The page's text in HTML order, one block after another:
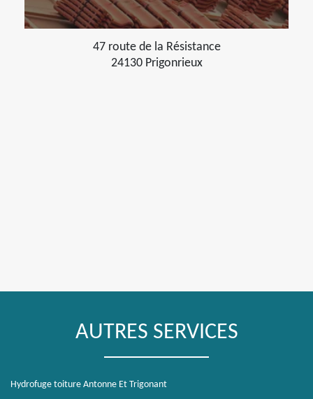
47 route de la Résistance
24130 Prigonrieux
AUTRES SERVICES
Hydrofuge toiture Antonne Et Trigonant